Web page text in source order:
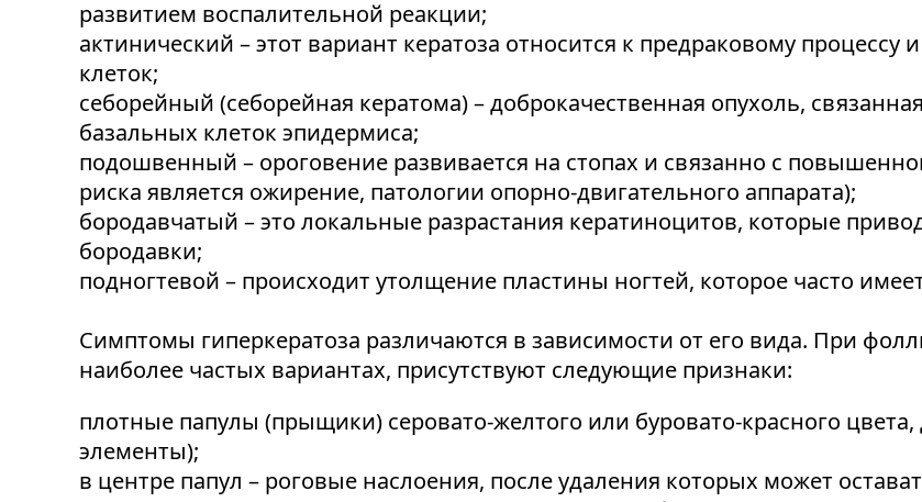
развитием воспалительной реакции;
актинический – этот вариант кератоза относится к предраковому
клеток;
себорейный (себорейная кератома) – доброкачественная опухоль,
базальных клеток эпидермиса;
подошвенный – ороговение развивается на стопах и связанно с
риска является ожирение, патологии опорно-двигательного аппарата);
бородавчатый – это локальные разрастания кератиноцитов, которые
бородавки;
подногтевой – происходит утолщение пластины ногтей, которое часто
Симптомы гиперкератоза различаются в зависимости от его вида. При
наиболее частых вариантах, присутствуют следующие признаки:
плотные папулы (прыщики) серовато-желтого или буровато-красного
элементы);
в центре папул – роговые наслоения, после удаления которых может